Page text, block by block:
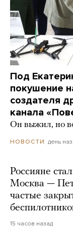
Под
покушение
создателя
канала
Он выжил, но
НОВОСТИ день
Россияне
Москва —
частые
15 часов назад